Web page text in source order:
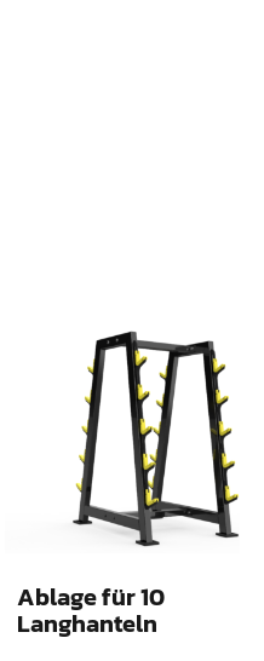
Ablage für 10
Langhanteln